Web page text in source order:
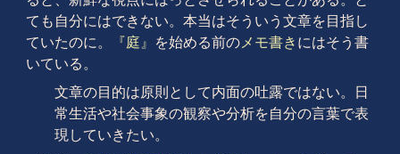
ても自分にはできない。本当はそういう文章を目指し
ていたのに。
『庭』 を始める前のメモ書き にはそう書
いている。
文章の目的は原則として内面の吐露ではない。日
常生活や社会事象の観察や分析を自分の言葉で表
現していきたい。